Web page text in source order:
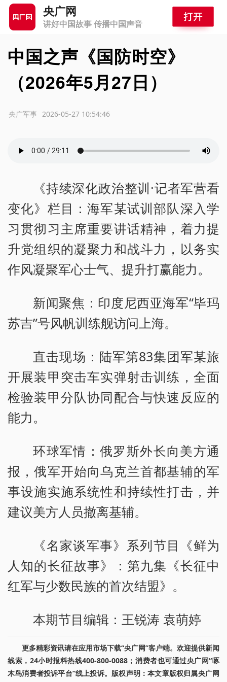
央广网
讲好中国故事 传播中国声音
中国之声《国防时空》
（2026年5月27日）
2026-05-27 10:54:46
央广军事
《持续深化政治整训·记者军营看
变化》栏目：海军某试训部队深入学
习贯彻习主席重要讲话精神，着力提
升党组织的凝聚力和战斗力，以务实
作风凝聚军心士气、提升打赢能力。
新闻聚焦：印度尼西亚海军“毕玛
苏吉”号风帆训练舰访问上海。
直击现场：陆军第83集团军某旅
开展装甲突击车实弹射击训练，全面
检验装甲分队协同配合与快速反应的
能力。
环球军情：俄罗斯外长向美方通
报，俄军开始向乌克兰首都基辅的军
事设施实施系统性和持续性打击，并
建议美方人员撤离基辅。
《名家谈军事》系列节目《鲜为
人知的长征故事》：第九集《长征中
红军与少数民族的首次结盟》。
本期节目编辑：王锐涛 袁萌婷
更多精彩资讯请在应用市场下载“央广网”客户端。欢迎提供新闻
线索，24小时报料热线400-800-0088；消费者也可通过央广网“啄
木鸟消费者投诉平台”线上投诉。版权声明：本文章版权归属央广网